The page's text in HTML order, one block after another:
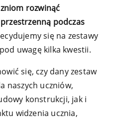
rozwinąć
podczas
się na zestawy
uwagę kilka kwestii.
się, czy dany zestaw
naszych uczniów,
konstrukcji, jak i
widzenia ucznia,